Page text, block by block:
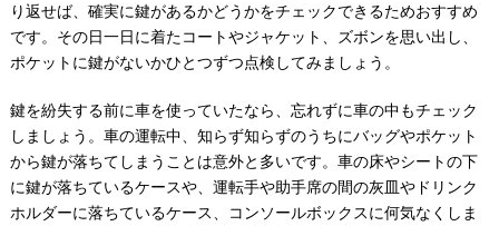
り返せば、確実に鍵があるかどうかをチェックできるためおすすめ
です。その日一日に着たコートやジャケット、ズボンを思い出し、
ポケットに鍵がないかひとつずつ点検してみましょう。
鍵を紛失する前に車を使っていたなら、忘れずに車の中もチェック
しましょう。車の運転中、知らず知らずのうちにバッグやポケット
から鍵が落ちてしまうことは意外と多いです。車の床やシートの下
に鍵が落ちているケースや、運転手や助手席の間の灰皿やドリンク
ホルダーに落ちているケース、コンソールボックスに何気なくしま